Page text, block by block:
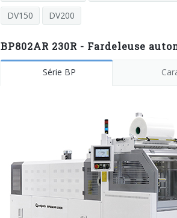
DV150
DV200
BP802AR 230R - Fardeleuse
Série BP